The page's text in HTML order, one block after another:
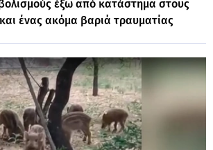
έξω από κατάστημα στους
ένας ακόμα βαριά τραυματίας